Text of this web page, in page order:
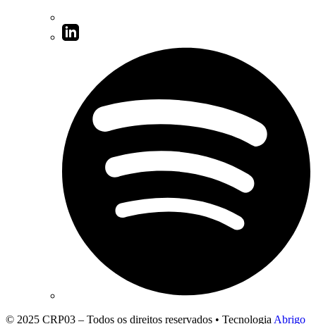
© 2025 CRP03 – Todos os direitos reservados • Tecnologia Abrigo